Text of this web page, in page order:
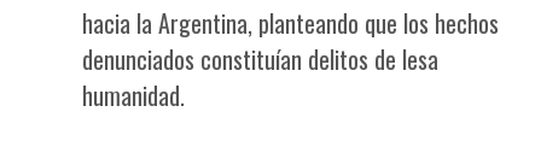
hacia la Argentina, planteando que los hechos
denunciados constituían delitos de lesa
humanidad.